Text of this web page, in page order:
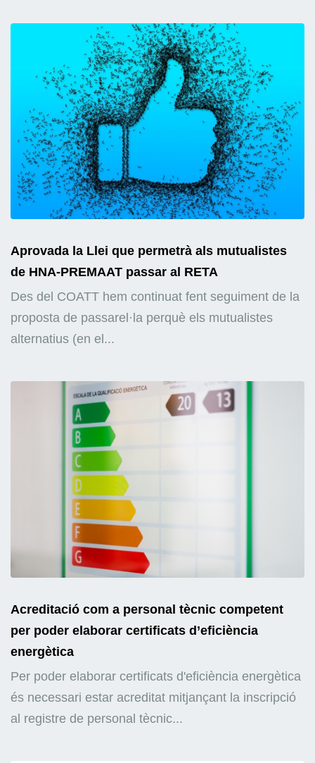
Aprovada la Llei que permetrà als mutualistes
de HNA-PREMAAT passar al RETA
Des del COATT hem continuat fent seguiment de la
proposta de passarel·la perquè els mutualistes
alternatius (en el...
Acreditació com a personal tècnic competent
per poder elaborar certificats d’eficiència
energètica
Per poder elaborar certificats d'eficiència energètica
és necessari estar acreditat mitjançant la inscripció
al registre de personal tècnic...